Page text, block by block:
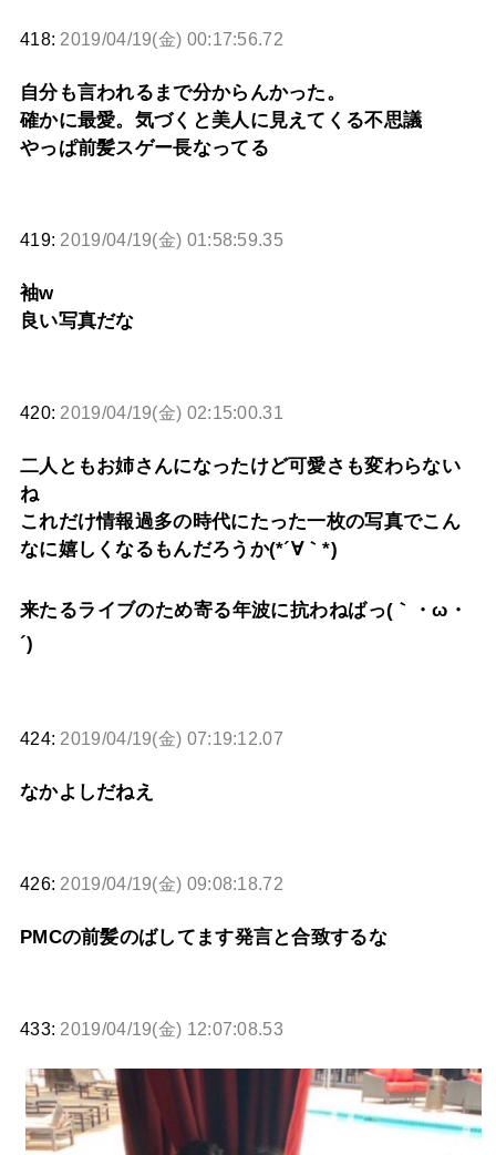
418: 2019/04/19(金) 00:17:56.72
自分も言われるまで分からんかった。
確かに最愛。気づくと美人に見えてくる不思議
やっぱ前髪スゲー長なってる
419: 2019/04/19(金) 01:58:59.35
袖w
良い写真だな
420: 2019/04/19(金) 02:15:00.31
二人ともお姉さんになったけど可愛さも変わらない
ね
これだけ情報過多の時代にたった一枚の写真でこん
なに嬉しくなるもんだろうか(*´∀｀*)
来たるライブのため寄る年波に抗わねばっ(｀・ω・
´)
424: 2019/04/19(金) 07:19:12.07
なかよしだねえ
426: 2019/04/19(金) 09:08:18.72
PMCの前髪のばしてます発言と合致するな
433: 2019/04/19(金) 12:07:08.53